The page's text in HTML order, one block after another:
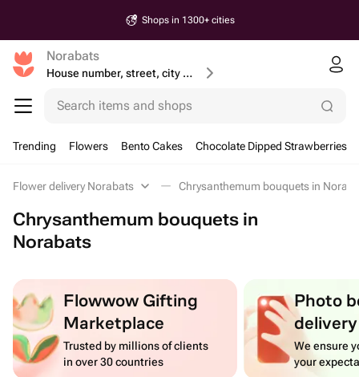
Shops in 1300+ cities
Norabats
House number, street, city or postcode
Search items and shops
Trending Flowers Bento Cakes Chocolate Dipped Strawberries
Flower delivery Norabats Chrysanthemum bouquets in
Chrysanthemum bouquets in
Norabats
Flowwow Gifting
Marketplace
Trusted by millions of clients
in over 30 countries
Photo
delivery
We ensure
your